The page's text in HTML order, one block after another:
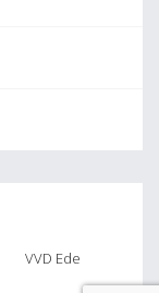
VVD Ede